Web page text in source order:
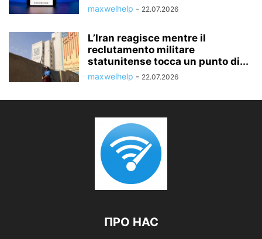
maxwelhelp - 22.07.2026
L’Iran reagisce mentre il
reclutamento militare
statunitense tocca un punto di...
maxwelhelp - 22.07.2026
ПРО НАС